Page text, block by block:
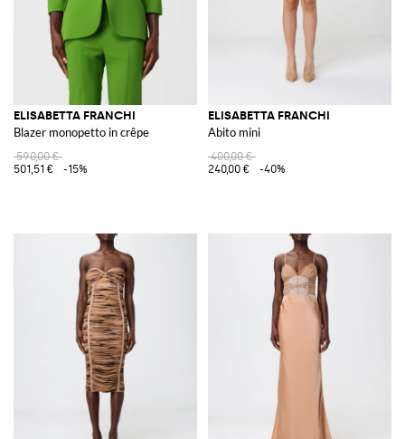
ELISABETTA FRANCHI
Blazer monopetto in crêpe
590,00 €
501,51 €
-15%
ELISABETTA FRANCHI
Abito mini
400,00 €
240,00 €
-40%